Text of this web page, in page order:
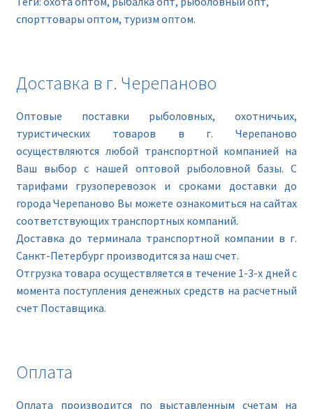
спорттовары оптом, туризм оптом.
Доставка в г. Черепаново
Оптовые поставки рыболовных, охотничьих,
туристических товаров в г. Черепаново
осуществляются любой транспортной компанией на
Ваш выбор с нашей оптовой рыболовной базы. С
тарифами грузоперевозок и сроками доставки до
города Черепаново Вы можете ознакомиться на сайтах
соответствующих транспортных компаний.
Доставка до терминала транспортной компании в г.
Санкт-Петербург производится за наш счет.
Отгрузка товара осуществляется в течение 1-3-х дней с
момента поступления денежных средств на расчетный
счет Поставщика.
Оплата
Оплата производится по выставленным счетам на